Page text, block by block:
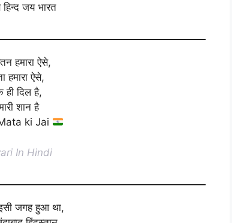
जय भारत
हमारा ऐसे,
हमारा ऐसे,
ही दिल है,
शान है
ki Jai
In Hindi
जगह हुआ था,